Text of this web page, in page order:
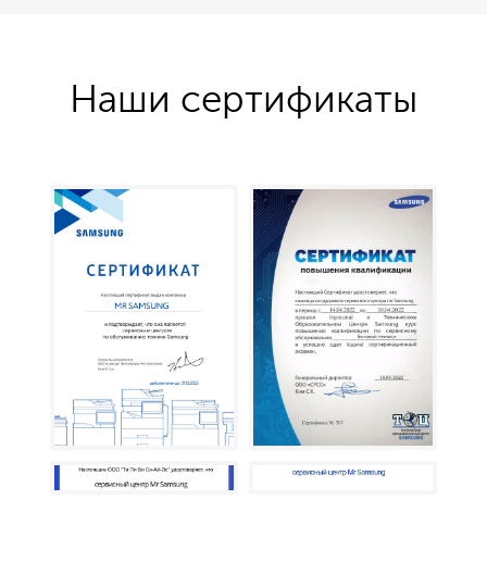
Наши сертификаты